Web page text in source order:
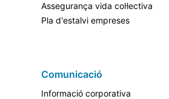
Assegurança vida col·lectiva
Pla d'estalvi empreses
Comunicació
Informació corporativa